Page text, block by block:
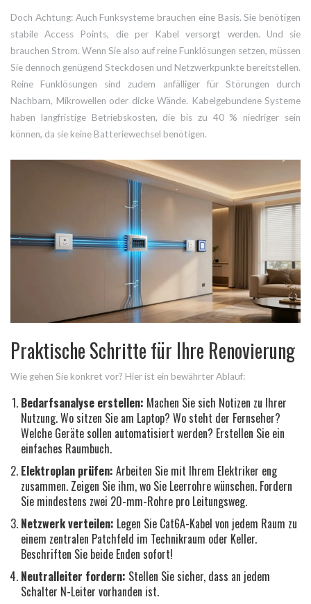
Doch Achtung: Auch Funksysteme brauchen eine Basis. Sie benötigen
stabile Access Points, die per Kabel versorgt werden. Und sie
brauchen Strom. Wenn Sie also auf reine Funklösungen setzen, müssen
Sie dennoch genügend Steckdosen und Netzwerkpunkte bereitstellen.
Reine Funklösungen sind zudem anfälliger für Störungen durch
Nachbarn, Mikrowellen oder dicke Wände. Kabelgebundene Systeme
haben langfristige Betriebskosten, die bis zu 40 % niedriger sein
können, da sie keine Batteriewechsel benötigen.
Praktische Schritte für Ihre Renovierung
Wie gehen Sie konkret vor? Hier ist ein bewährter Ablauf:
Bedarfsanalyse erstellen: Machen Sie sich Notizen zu Ihrer
Nutzung. Wo sitzen Sie am Laptop? Wo steht der Fernseher?
Welche Geräte sollen automatisiert werden? Erstellen Sie ein
einfaches Raumbuch.
Elektroplan prüfen: Arbeiten Sie mit Ihrem Elektriker eng
zusammen. Zeigen Sie ihm, wo Sie Leerrohre wünschen. Fordern
Sie mindestens zwei 20-mm-Rohre pro Leitungsweg.
Netzwerk verteilen: Legen Sie Cat6A-Kabel von jedem Raum zu
einem zentralen Patchfeld im Technikraum oder Keller.
Beschriften Sie beide Enden sofort!
Neutralleiter fordern: Stellen Sie sicher, dass an jedem
Schalter N-Leiter vorhanden ist.